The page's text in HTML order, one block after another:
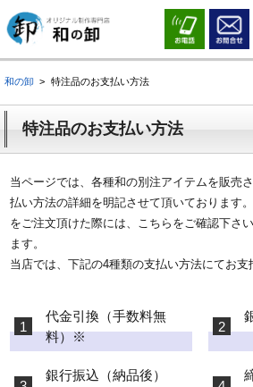
和の卸 特注品のお支払い方法
特注品のお支払い方法
当ページでは、各種和の別注アイテムを販売
払い方法の詳細を明記させて頂いております
をご注文頂けた際には、こちらをご確認下さ
ます。
当店では、下記の4種類の支払い方法にてお支
代金引換（手数料無
料）※
銀行振込（納品後）